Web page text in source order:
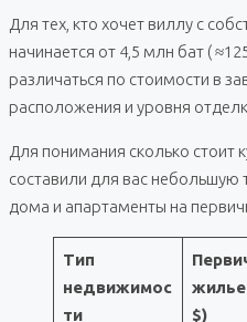
Для тех, кто хочет виллу с
начинается от 4,5 млн бат (
различаться по стоимости в
расположения и уровня
Для понимания сколько стоит
составили для вас небольшую
дома и апартаменты на
Тип
недвижимос
ти
$)